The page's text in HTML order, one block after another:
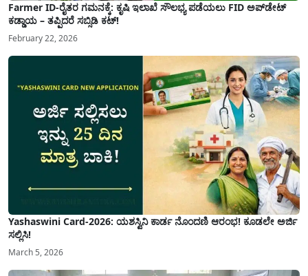
Farmer ID-ರೈತರ ಗಮನಕ್ಕೆ: ಕೃಷಿ ಇಲಾಖೆ ಸೌಲಭ್ಯ ಪಡೆಯಲು FID ಅಪ್‌ಡೇಟ್
ಕಡ್ಡಾಯ – ತಪ್ಪಿದರೆ ಸಬ್ಸಿಡಿ ಕಟ್!
February 22, 2026
Yashaswini Card-2026: ಯಶಸ್ವಿನಿ ಕಾರ್ಡ ನೊಂದಣಿ ಆರಂಭ! ಕೂಡಲೇ ಅರ್ಜಿ
ಸಲ್ಲಿಸಿ!
March 5, 2026